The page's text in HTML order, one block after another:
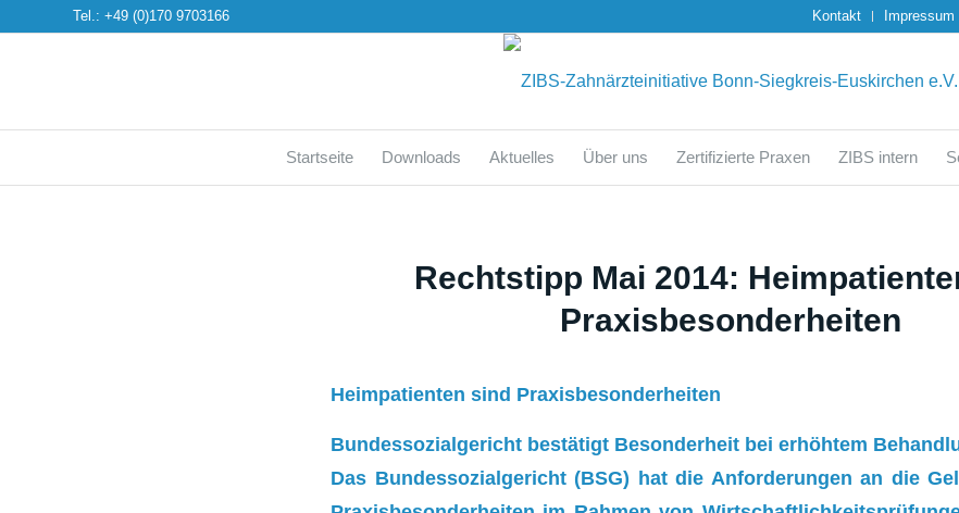
Kontakt Impressum
Tel.: +49 (0)170 9703166
Startseite Downloads Aktuelles Über uns Zertifizierte Praxen ZIBS intern
Rechtstipp Mai 2014:
Praxisbesonderheiten
Heimpatienten sind Praxisbesonderheiten
Bundessozialgericht bestätigt Besonderheit bei erhöhtem
Das Bundessozialgericht (BSG) hat die Anforderungen an die